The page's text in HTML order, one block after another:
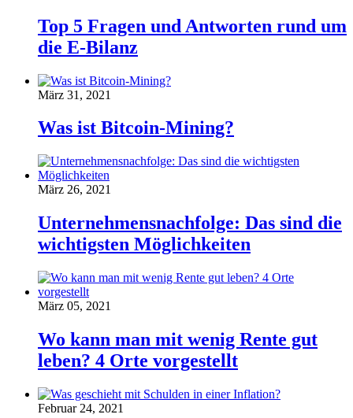
Top 5 Fragen und Antworten rund um
die E-Bilanz
März 31, 2021
Was ist Bitcoin-Mining?
März 26, 2021
Unternehmensnachfolge: Das sind die
wichtigsten Möglichkeiten
März 05, 2021
Wo kann man mit wenig Rente gut
leben? 4 Orte vorgestellt
Februar 24, 2021